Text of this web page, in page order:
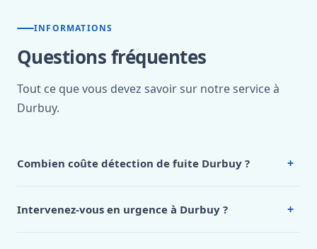
INFORMATIONS
Questions fréquentes
Tout ce que vous devez savoir sur notre service à
Durbuy.
Combien coûte détection de fuite Durbuy ? +
appelez le 0472 53 24 26.
Intervenez-vous en urgence à Durbuy ? +